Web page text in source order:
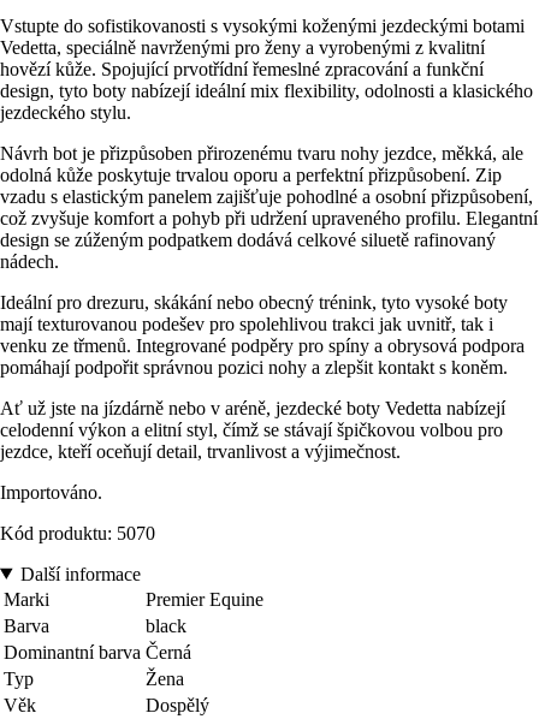
Vstupte do sofistikovanosti s vysokými koženými jezdeckými botami
Vedetta, speciálně navrženými pro ženy a vyrobenými z kvalitní
hovězí kůže. Spojující prvotřídní řemeslné zpracování a funkční
design, tyto boty nabízejí ideální mix flexibility, odolnosti a klasického
jezdeckého stylu.
Návrh bot je přizpůsoben přirozenému tvaru nohy jezdce, měkká, ale
odolná kůže poskytuje trvalou oporu a perfektní přizpůsobení. Zip
vzadu s elastickým panelem zajišťuje pohodlné a osobní přizpůsobení,
což zvyšuje komfort a pohyb při udržení upraveného profilu. Elegantní
design se zúženým podpatkem dodává celkové siluetě rafinovaný
nádech.
Ideální pro drezuru, skákání nebo obecný trénink, tyto vysoké boty
mají texturovanou podešev pro spolehlivou trakci jak uvnitř, tak i
venku ze třmenů. Integrované podpěry pro spíny a obrysová podpora
pomáhají podpořit správnou pozici nohy a zlepšit kontakt s koněm.
Ať už jste na jízdárně nebo v aréně, jezdecké boty Vedetta nabízejí
celodenní výkon a elitní styl, čímž se stávají špičkovou volbou pro
jezdce, kteří oceňují detail, trvanlivost a výjimečnost.
Importováno.
Kód produktu: 5070
Další informace
Marki
Premier Equine
Barva
black
Dominantní barva Černá
Typ
Žena
Věk
Dospělý